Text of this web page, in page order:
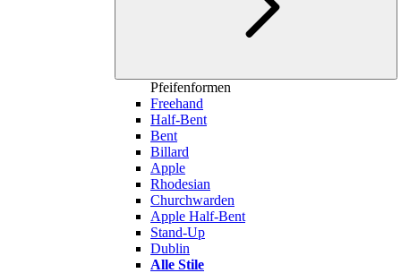
Pfeifenformen
Freehand
Half-Bent
Bent
Billard
Apple
Rhodesian
Churchwarden
Apple Half-Bent
Stand-Up
Dublin
Alle Stile